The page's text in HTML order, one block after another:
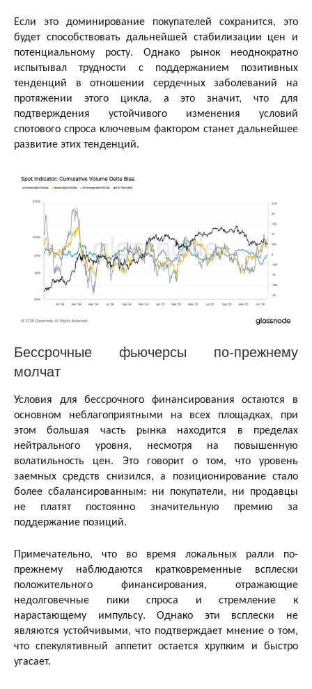
Если это доминирование покупателей сохранится, это
будет способствовать дальнейшей стабилизации цен и
потенциальному росту. Однако рынок неоднократно
испытывал трудности с поддержанием позитивных
тенденций в отношении сердечных заболеваний на
протяжении этого цикла, а это значит, что для
подтверждения устойчивого изменения условий
спотового спроса ключевым фактором станет дальнейшее
развитие этих тенденций.
Бессрочные фьючерсы по-прежнему
молчат
Условия для бессрочного финансирования остаются в
основном неблагоприятными на всех площадках, при
этом большая часть рынка находится в пределах
нейтрального уровня, несмотря на повышенную
волатильность цен. Это говорит о том, что уровень
заемных средств снизился, а позиционирование стало
более сбалансированным: ни покупатели, ни продавцы
не платят постоянно значительную премию за
поддержание позиций.
Примечательно, что во время локальных ралли по-
прежнему наблюдаются кратковременные всплески
положительного финансирования, отражающие
недолговечные пики спроса и стремление к
нарастающему импульсу. Однако эти всплески не
являются устойчивыми, что подтверждает мнение о том,
что спекулятивный аппетит остается хрупким и быстро
угасает.